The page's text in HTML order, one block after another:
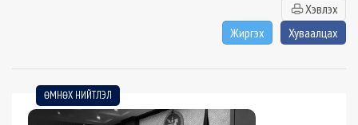
Хэвлэх
Жиргэх
Хуваалцах
ӨМНӨХ НИЙТЛЭЛ